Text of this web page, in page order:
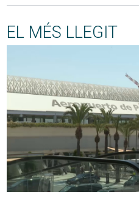
EL MÉS LLEGIT